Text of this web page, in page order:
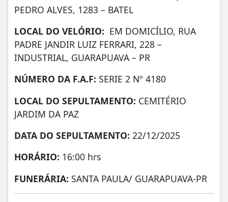
PEDRO ALVES, 1283 – BATEL
LOCAL DO VELÓRIO: EM DOMICÍLIO, RUA
PADRE JANDIR LUIZ FERRARI, 228 –
INDUSTRIAL, GUARAPUAVA – PR
NÚMERO DA F.A.F: SERIE 2 Nº 4180
LOCAL DO SEPULTAMENTO: CEMITÉRIO
JARDIM DA PAZ
DATA DO SEPULTAMENTO: 22/12/2025
HORÁRIO: 16:00 hrs
FUNERÁRIA: SANTA PAULA/ GUARAPUAVA-PR